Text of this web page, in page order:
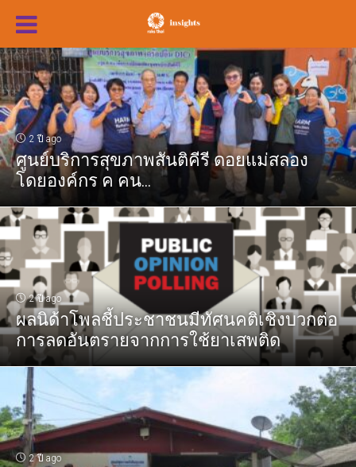
2 ปี ago
ศูนย์บริการสุขภาพสันติคีรี ดอยแม่สลอง
โดยองค์กร ค คน...
2 ปี ago
ผลนิด้าโพลชี้ประชาชนมีทัศนคติเชิงบวกต่อ
การลดอันตรายจากการใช้ยาเสพติด
2 ปี ago